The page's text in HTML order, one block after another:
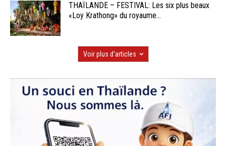
THAÏLANDE – FESTIVAL: Les six plus beaux
«Loy Krathong» du royaume...
Voir plus d'articles